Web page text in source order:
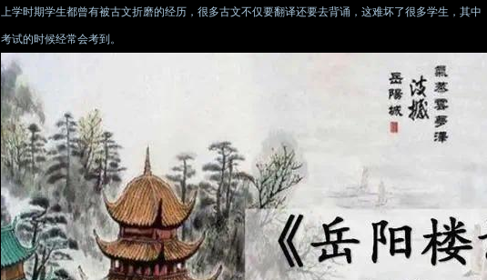
上学时期学生都曾有被古文折磨的经历，很多古文不仅要翻译还要去背诵，这难坏了很多学生，其中
考试的时候经常会考到。